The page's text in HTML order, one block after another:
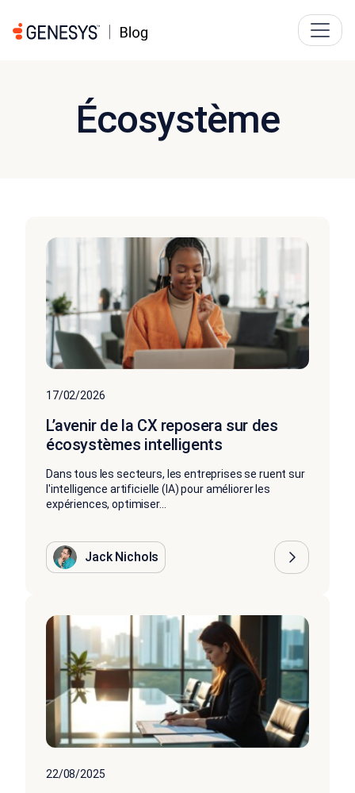
Écosystème
17/02/2026
L’avenir de la CX reposera sur des
écosystèmes intelligents
Dans tous les secteurs, les entreprises se ruent sur
l'intelligence artificielle (IA) pour améliorer les
expériences, optimiser...
Jack Nichols
22/08/2025